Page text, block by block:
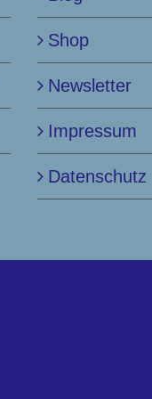
Shop
Newsletter
Impressum
Datenschutz